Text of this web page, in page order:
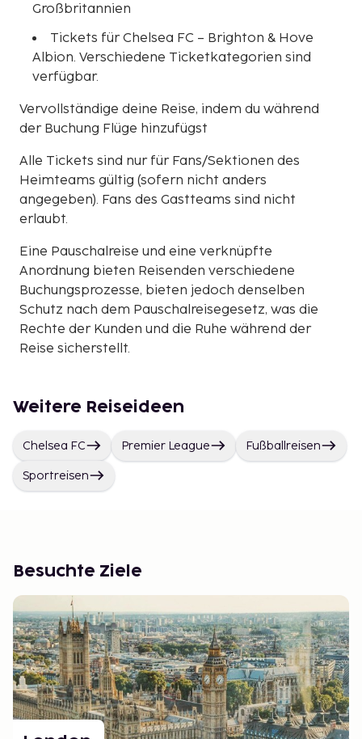
Großbritannien
Tickets für Chelsea FC – Brighton & Hove
Albion. Verschiedene Ticketkategorien sind
verfügbar.
Vervollständige deine Reise, indem du während
der Buchung Flüge hinzufügst
Alle Tickets sind nur für Fans/Sektionen des
Heimteams gültig (sofern nicht anders
angegeben). Fans des Gastteams sind nicht
erlaubt.
Eine Pauschalreise und eine verknüpfte
Anordnung bieten Reisenden verschiedene
Buchungsprozesse, bieten jedoch denselben
Schutz nach dem Pauschalreisegesetz, was die
Rechte der Kunden und die Ruhe während der
Reise sicherstellt.
Weitere Reiseideen
Chelsea FC Premier League Fußballreisen
Sportreisen
Besuchte Ziele